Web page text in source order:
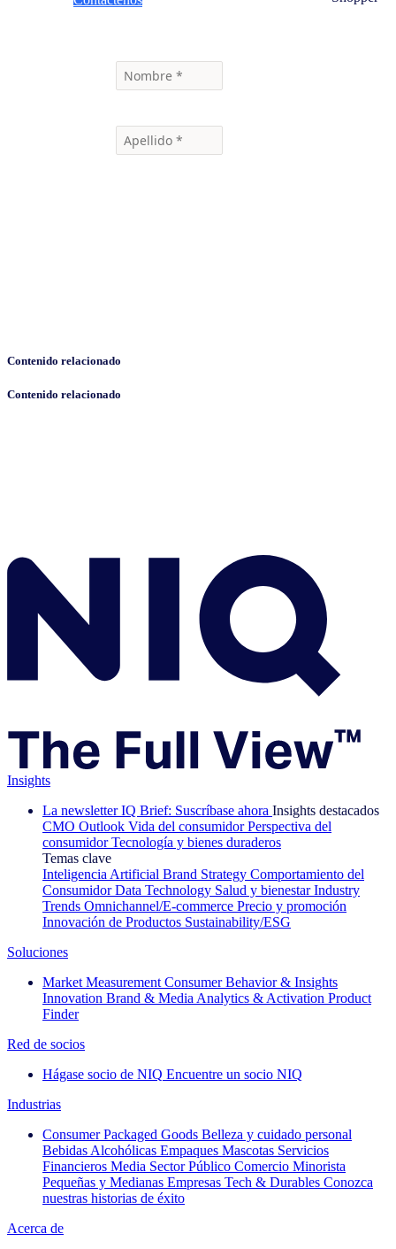
Contenido relacionado
Contenido relacionado
Insights
La newsletter IQ Brief: Suscríbase ahora Insights destacados
CMO Outlook Vida del consumidor Perspectiva del
consumidor Tecnología y bienes duraderos
Temas clave
Inteligencia Artificial Brand Strategy Comportamiento del
Consumidor Data Technology Salud y bienestar Industry
Trends Omnichannel/E-commerce Precio y promoción
Innovación de Productos Sustainability/ESG
Soluciones
Market Measurement Consumer Behavior & Insights
Innovation Brand & Media Analytics & Activation Product
Finder
Red de socios
Hágase socio de NIQ Encuentre un socio NIQ
Industrias
Consumer Packaged Goods Belleza y cuidado personal
Bebidas Alcohólicas Empaques Mascotas Servicios
Financieros Media Sector Público Comercio Minorista
Pequeñas y Medianas Empresas Tech & Durables Conozca
nuestras historias de éxito
Acerca de